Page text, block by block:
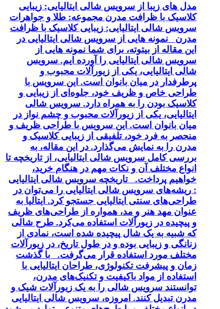
مدل های زیبا از سرویس شالی ایتالیایی: زیبایی
کلاسیک با ظرافت مدرن مجموعه: طلا و جواهرات
سرویس شالی ایتالیایی: زیبایی کلاسیک با ظرافت
مدرن نمونه هایی از سرویس شالی ایتالیایی در
این مقاله از بیتوته، برای شما نمونه هایی از
سرویس شالی ایتالیایی را آورده ایم. سرویس
شالی ایتالیایی، یکی از زیورآلات محبوب و
پرطرفدار در میان بانوان است. این سرویس با
طراحی خاص و ظریف خود، جلوه‌ای از زیبایی و
کلاسیک بودن را به همراه دارد. سرویس شالی
ایتالیایی، یکی از زیورآلات محبوب و چشم نواز در
میان بانوان است. این سرویس با طراحی ظریف و
منحصر به فرد خود، تلفیقی از زیبایی کلاسیک و
مدرن را به نمایش می‌گذارد. در این مقاله، به
بررسی کامل سرویس شالی ایتالیایی، از تاریخچه تا
انواع مختلف آن و نکات مهم در هنگام خرید،
خواهیم پرداخت. تاریخچه سرویس شالی ایتالیایی
: ریشه‌های سرویس شالی ایتالیایی را می‌توان در
طراحی‌های سنتی ایتالیایی جستجو کرد. ایتالیا به
عنوان مهد هنر و مد، همواره از طراحی‌های ظریف
و پیچیده در زیورآلات استفاده می‌کرد. طرح شالی
که شبیه به یک شال پیچیده شده است، نمادی از
زنانگی و زیبایی بوده و در طول تاریخ، در زیورآلات
مختلف مورد استفاده قرار می‌گرفت. با گذشت
زمان و پیشرفت تکنولوژی، طراحان ایتالیایی با
استفاده از مواد باکیفیت و تکنیک‌های مدرن،
توانستند سرویس شالی را به یک زیورآلات شیک و
مدرن تبدیل کنند. امروزه، سرویس شالی ایتالیایی